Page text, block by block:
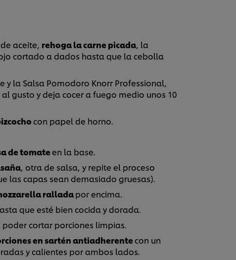
aceite, rehoga la carne picada, la
cortado a dados hasta que la cebolla
y la Salsa Pomodoro Knorr Professional,
gusto y deja cocer a fuego medio unos 10
con papel de horno.
de tomateen la base.
, otra de salsa, y repite el proceso
las capas sean demasiado gruesas).
ralladapor encima.
que esté bien cocida y dorada.
poder cortar porciones limpias.
en sartén antiadherentecon un
y calientes por ambos lados.